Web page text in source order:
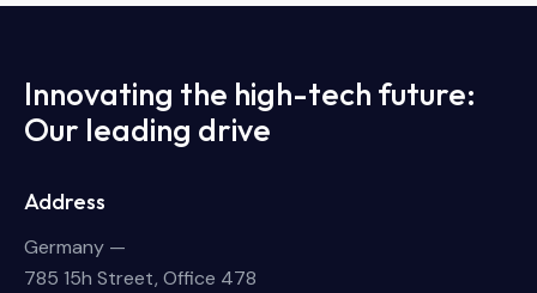
Innovating the high-tech future:
Our leading drive
Address
Germany —
785 15h Street, Office 478